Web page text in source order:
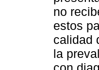
no
estos
calidad
la